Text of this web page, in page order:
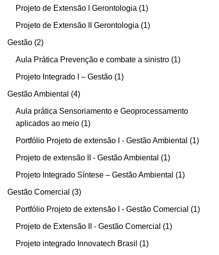
Projeto de Extensão I Gerontologia 1
Projeto de Extensão II Gerontologia 1
Gestão 2
Aula Prática Prevenção e combate a sinistro 1
Projeto Integrado I – Gestão 1
Gestão Ambiental 4
Aula prática Sensoriamento e Geoprocessamento
aplicados ao meio 1
Portfólio Projeto de extensão I - Gestão Ambiental 1
Projeto de extensão II - Gestão Ambiental 1
Projeto Integrado Síntese – Gestão Ambiental 1
Gestão Comercial 3
Portfólio Projeto de extensão I - Gestão Comercial 1
Projeto de Extensão II - Gestão Comercial 1
Projeto integrado Innovatech Brasil 1